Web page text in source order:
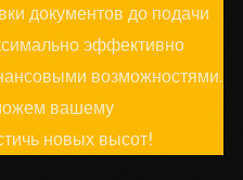
документов до подачи
эффективно
возможностями.
вашему
новых высот!